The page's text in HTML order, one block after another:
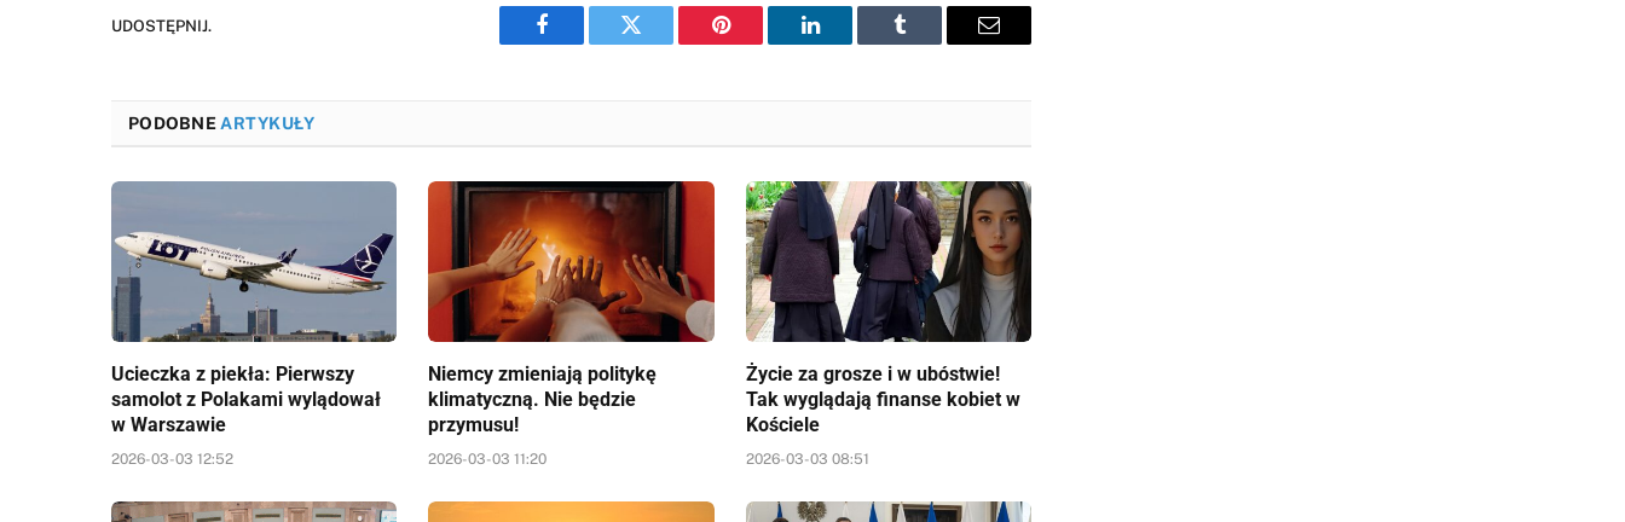
UDOSTĘPNIJ.
Facebook Twitter Pinterest LinkedIn Tumblr Email
PODOBNEARTYKUŁY
Ucieczka z piekła: Pierwszy
samolot z Polakami wylądował
w Warszawie
2026-03-03 12:52
Niemcy zmieniają politykę
klimatyczną. Nie będzie
przymusu!
2026-03-03 11:20
Życie za grosze i w ubóstwie!
Tak wyglądają finanse kobiet w
Kościele
2026-03-03 08:51